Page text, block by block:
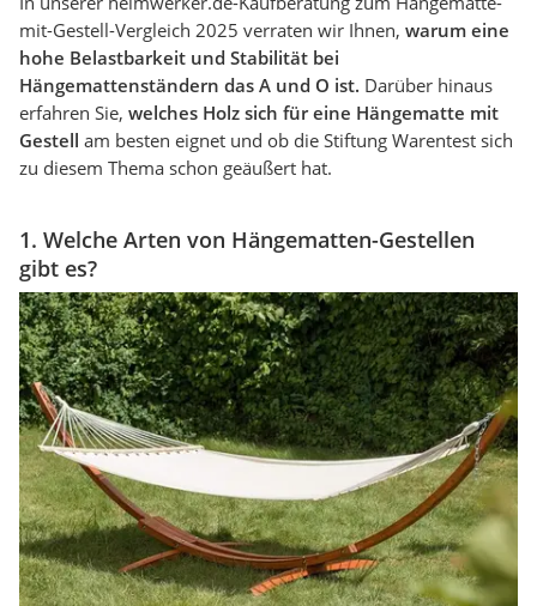
mit-Gestell-Vergleich 2025 verraten wir Ihnen, warum eine
hohe Belastbarkeit und Stabilität bei
Hängemattenständern das A und O ist. Darüber hinaus
erfahren Sie, welches Holz sich für eine Hängematte mit
Gestell am besten eignet und ob die Stiftung Warentest sich
zu diesem Thema schon geäußert hat.
1. Welche Arten von Hängematten-Gestellen
gibt es?